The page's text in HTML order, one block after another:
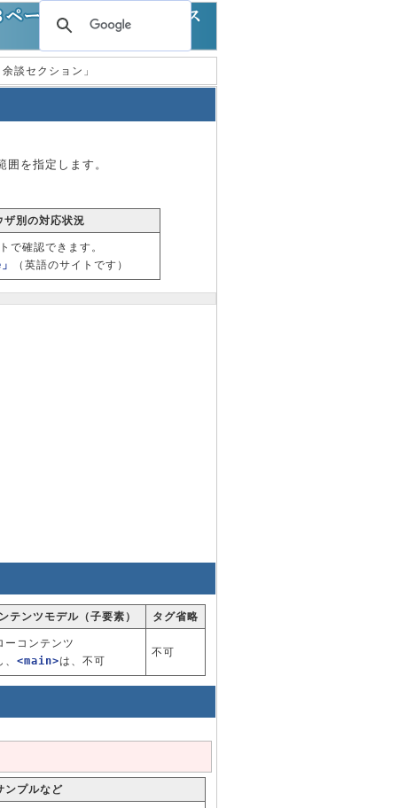
談セクション」
を指定します。
ザ別の対応状況
で確認できます。
（英語のサイトです）
テンツモデル（子要素） タグ省略
ーコンテンツ
<main>は、不可
不可
ンプルなど